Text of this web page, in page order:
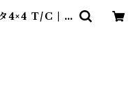
タ4×4 T/C | A